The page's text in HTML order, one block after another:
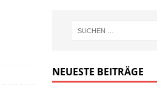
NEUESTE BEITRÄGE